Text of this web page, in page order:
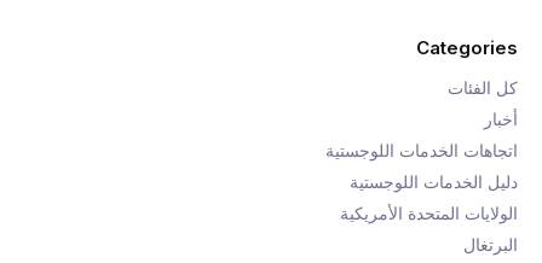
Categories
كل الفئات
أخبار
اتجاهات الخدمات اللوجستية
دليل الخدمات اللوجستية
الولايات المتحدة الأمريكية
البرتغال